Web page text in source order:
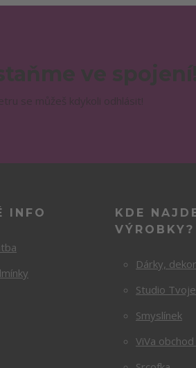
INFO
KDE
VÝROBKY?
Dárky,
Studio
Smyslínek
ViVa